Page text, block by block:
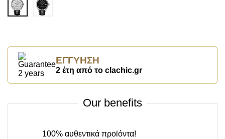
ΕΓΓΎΗΣΗ
2 έτη από το clachic.gr
Our benefits
100% αυθεντικά προϊόντα!